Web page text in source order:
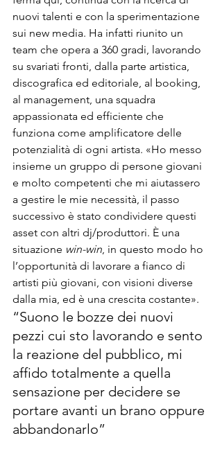
nuovi talenti e con la sperimentazione
sui new media. Ha infatti riunito un
team che opera a 360 gradi, lavorando
su svariati fronti, dalla parte artistica,
discografica ed editoriale, al booking,
al management, una squadra
appassionata ed efficiente che
funziona come amplificatore delle
potenzialità di ogni artista. «Ho messo
insieme un gruppo di persone giovani
e molto competenti che mi aiutassero
a gestire le mie necessità, il passo
successivo è stato condividere questi
asset con altri dj/produttori. È una
situazione win-win, in questo modo ho
l’opportunità di lavorare a fianco di
artisti più giovani, con visioni diverse
dalla mia, ed è una crescita costante».
“Suono le bozze dei nuovi
pezzi cui sto lavorando e sento
la reazione del pubblico, mi
affido totalmente a quella
sensazione per decidere se
portare avanti un brano oppure
abbandonarlo”